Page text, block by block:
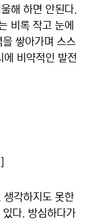
해 하면 안된다.
비록 작고 눈에
쌓아가며 스스
비약적인 발전
생각하지도 못한
다. 방심하다가